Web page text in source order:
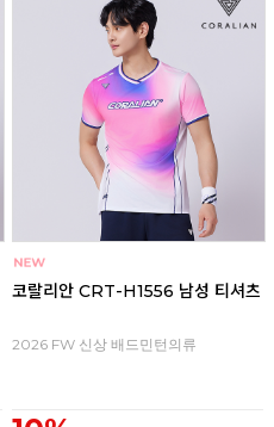
코랄리안 CRT-H1556 남성 티셔츠
2026 FW 신상 배드민턴의류